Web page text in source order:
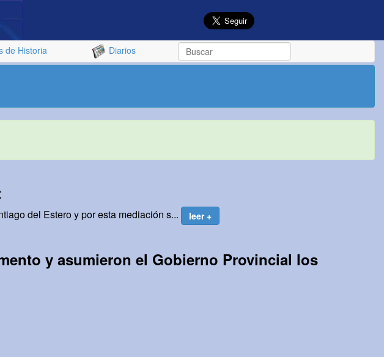
de Historia Diarios
del Estero y por esta mediación s... leer +
y asumieron el Gobierno Provincial los